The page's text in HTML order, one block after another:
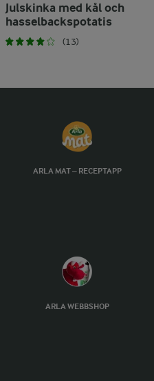
Julskinka med kål och
hasselbackspotatis
(13)
ARLA MAT – RECEPTAPP
ARLA WEBBSHOP